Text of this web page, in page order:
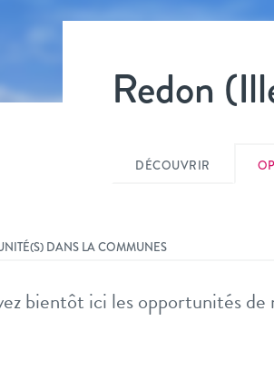
Redon
DÉCOUVRIR
DANS LA COMMUNES
bientôt ici les opportunités